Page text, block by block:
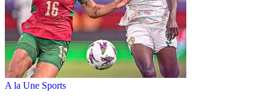
A la Une Sports